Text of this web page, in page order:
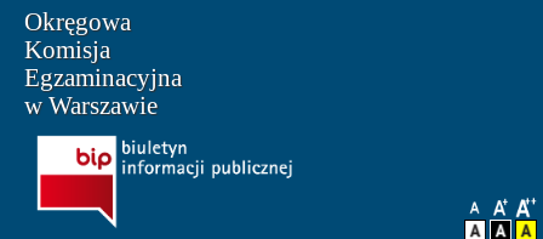
Okręgowa
Komisja
Egzaminacyjna
w Warszawie